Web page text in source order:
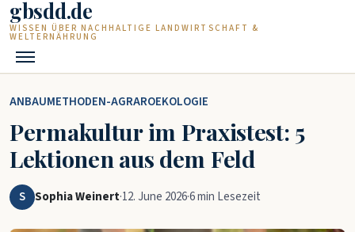
Zum Hauptinhalt springen
gbsdd.de
WISSEN ÜBER NACHHALTIGE LANDWIRTSCHAFT &
WELTERNÄHRUNG
ANBAUMETHODEN-AGRAROEKOLOGIE
Permakultur im Praxistest: 5
Lektionen aus dem Feld
S Sophia Weinert·12. June 2026·6 min Lesezeit